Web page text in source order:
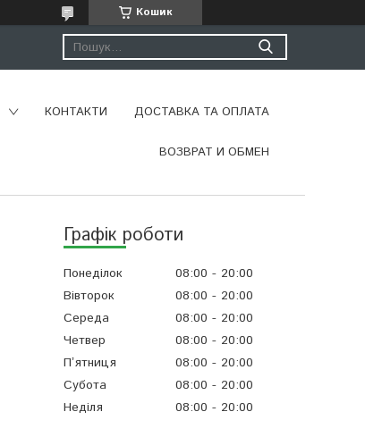
Кошик
КОНТАКТИ ДОСТАВКА ТА ОПЛАТА
ВОЗВРАТ И ОБМЕН
Графік роботи
Понеділок 08:00
20:00
Вівторок
08:00
20:00
Середа
08:00
20:00
Четвер
08:00
20:00
Пʼятниця
08:00
20:00
Субота
08:00
20:00
Неділя
08:00 20:00